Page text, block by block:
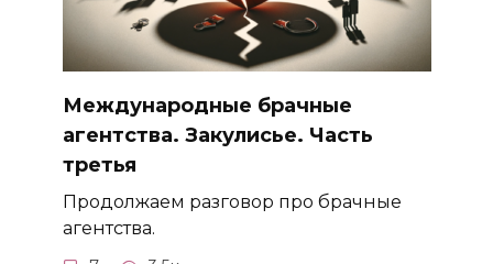
Международные брачные
агентства. Закулисье. Часть
третья
Продолжаем разговор про брачные
агентства.